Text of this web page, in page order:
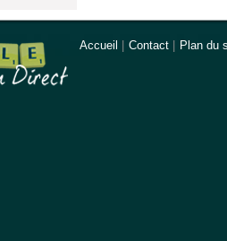
Accueil Contact Plan du